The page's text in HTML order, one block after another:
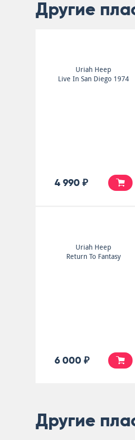
Другие
Uriah Heep
Live In San Diego 1974
4 990 ₽
Uriah Heep
Return To Fantasy
6 000 ₽
Другие